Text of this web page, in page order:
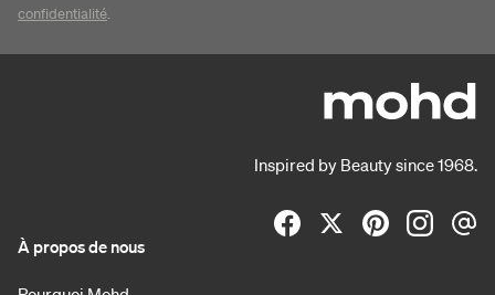
confidentialité.
Inspired by Beauty since 1968.
À propos de nous